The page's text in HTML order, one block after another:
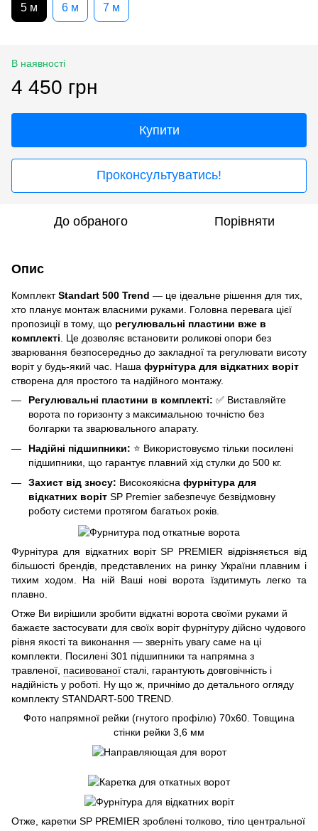
5 м 6 м 7 м
В наявності
4 450 грн
Купити
Проконсультуватись!
До обраного Порівняти
Опис
КомплектStandart 500 Trend — це ідеальне рішення для тих,
хто планує монтаж власними руками. Головна перевага цієї
пропозиції в тому, що регулювальні пластини вже в
комплекті . Це дозволяє встановити роликові опори без
зварювання безпосередньо до закладної та регулювати висоту
воріт у будь-який час. Наша фурнітура для відкатних воріт
створена для простого та надійного монтажу.
Регулювальні пластини в комплекті: ✅ Виставляйте
ворота по горизонту з максимальною точністю без
болгарки та зварювального апарату.
Надійні підшипники: ⭐ Використовуємо тільки посилені
підшипники, що гарантує плавний хід стулки до 500 кг.
Захист від зносу: Високоякісна фурнітура для
відкатних воріт SP Premier забезпечує безвідмовну
роботу системи протягом багатьох років.
Фурнітура для відкатних воріт SP PREMIER відрізняється від
більшості брендів, представлених на ринку України плавним і
тихим ходом. На ній Ваші нові ворота їздитимуть легко та
плавно.
Отже Ви вирішили зробити відкатні ворота своїми руками й
бажаєте застосувати для своїх воріт фурнітуру дійсно чудового
рівня якості та виконання — зверніть увагу саме на ці
комплекти. Посилені 301 підшипники та напрямна з
травленої, пасивованої сталі, гарантують довговічність і
надійність у роботі. Ну що ж, причнімо до детального огляду
комплекту STANDART-500 TREND.
Фото напрямної рейки (гнутого профілю) 70х60. Товщина
стінки рейки 3,6 мм
Отже, каретки SP PREMIER зроблені толково, тіло центральної